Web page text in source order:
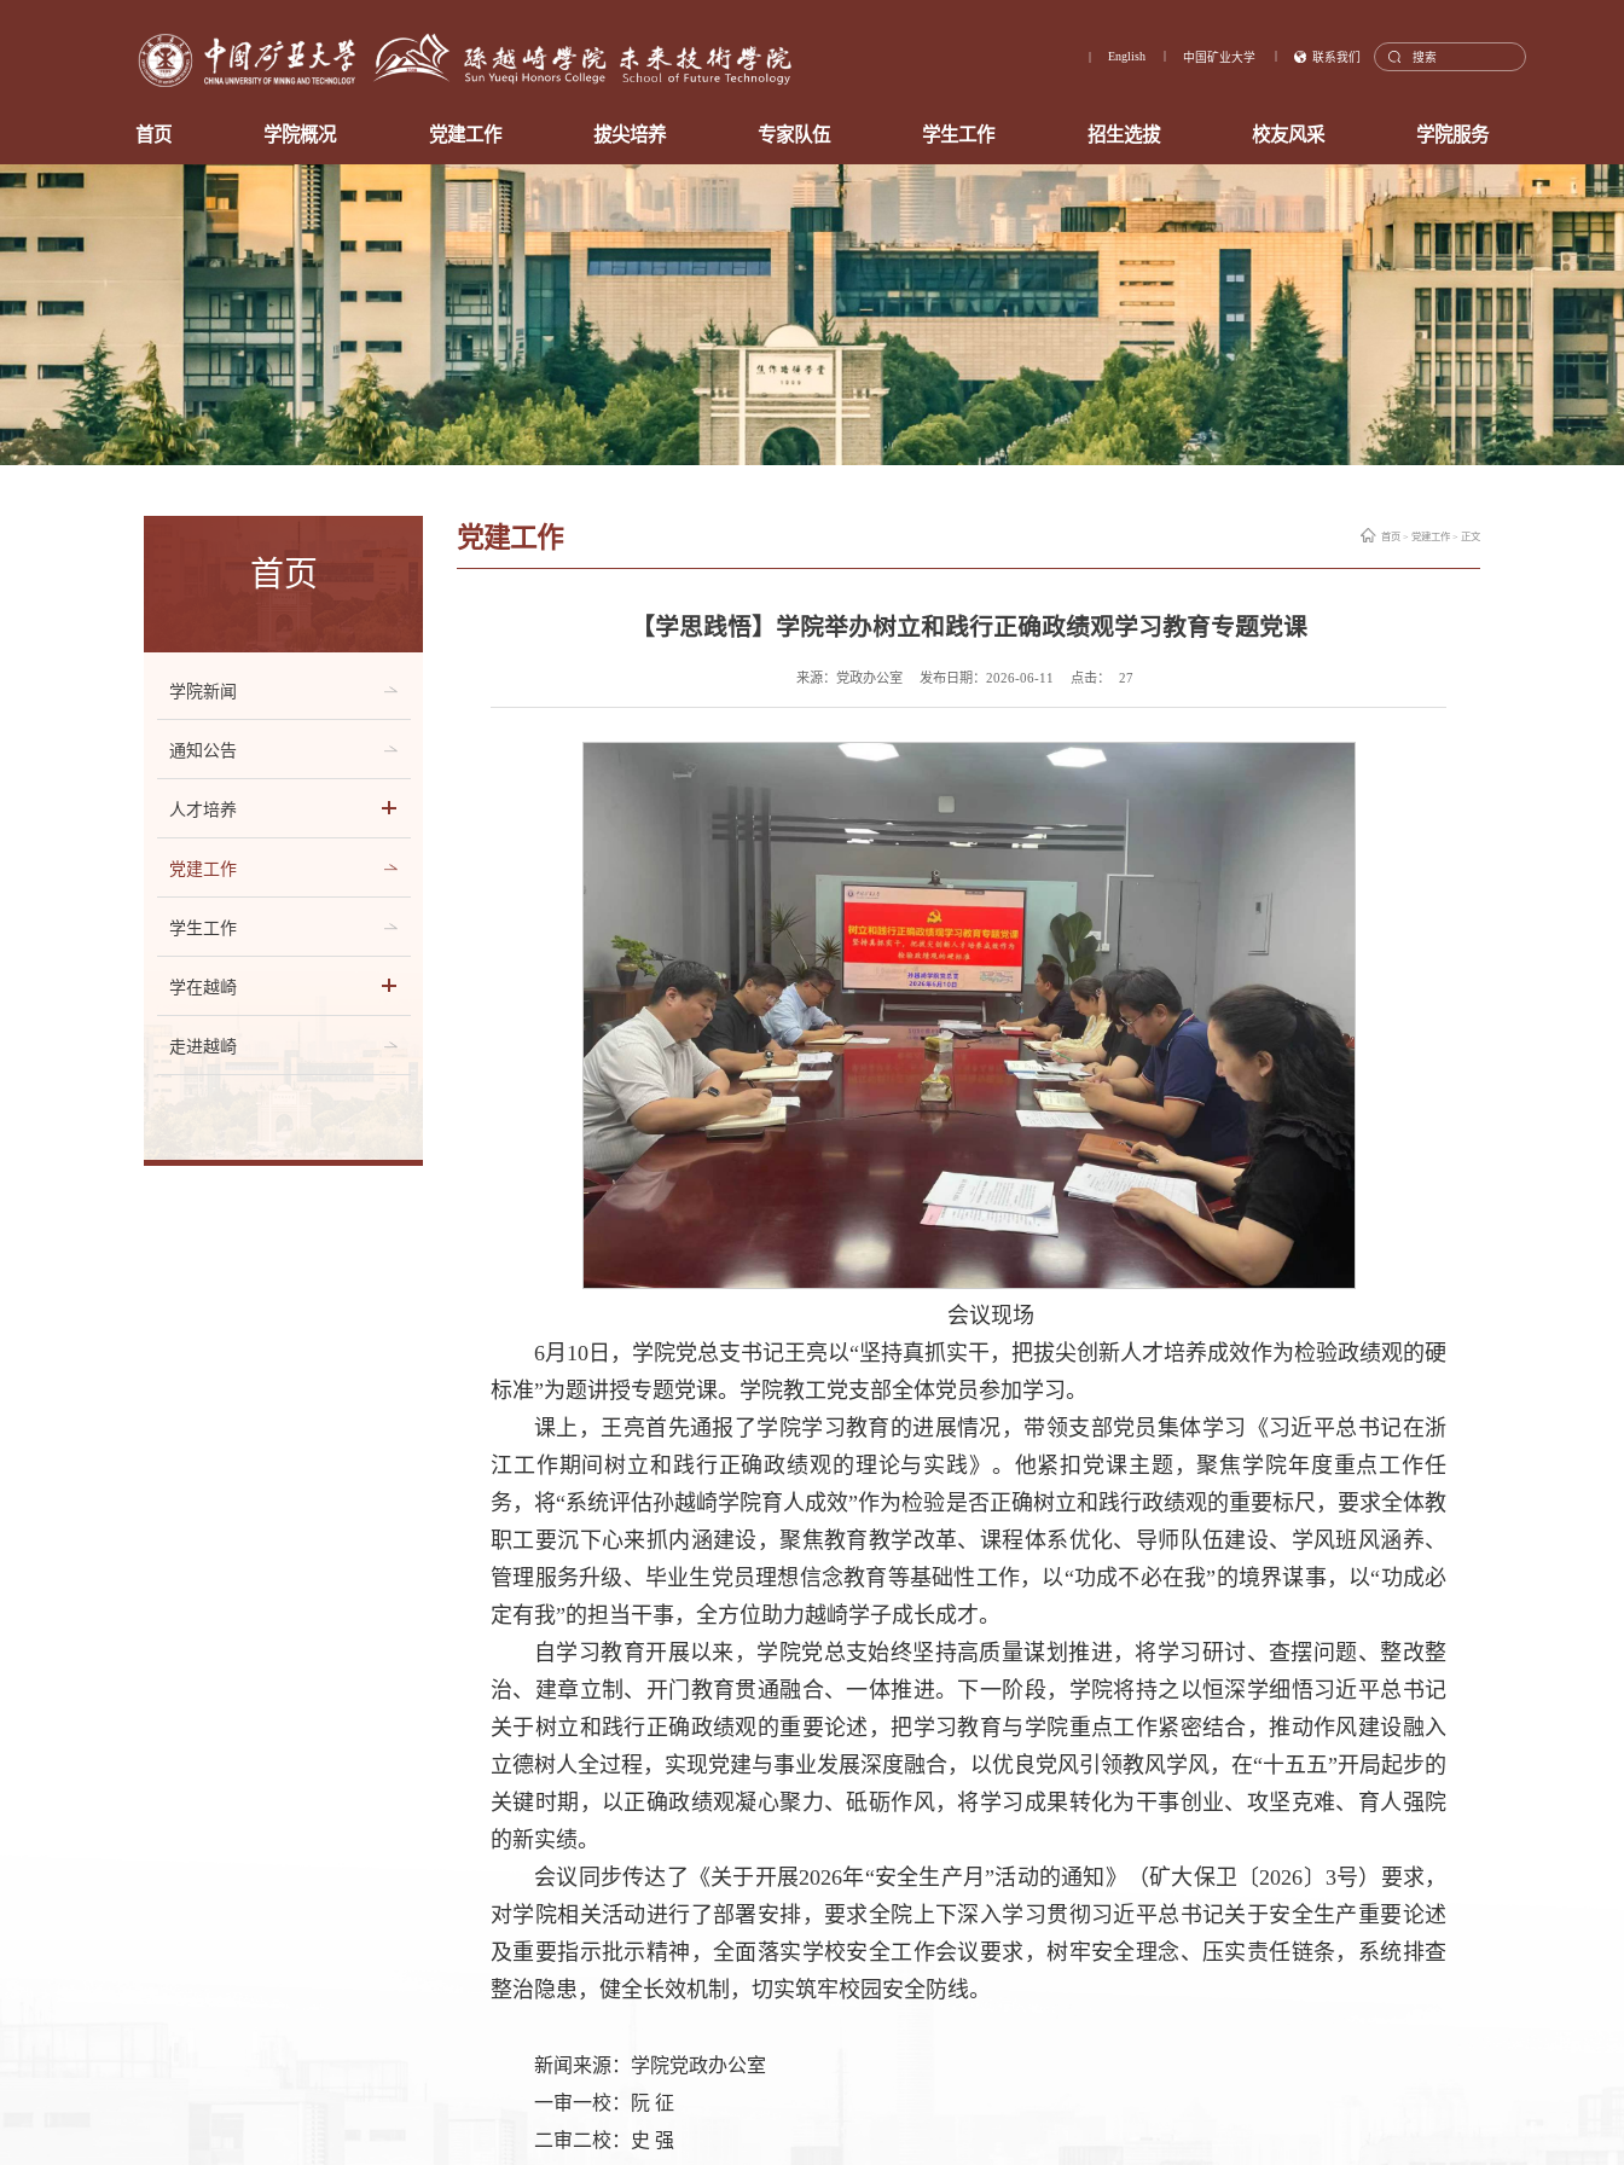
English 中国矿业大学 联系我们
首页 学院概况 党建工作 拔尖培养 专家队伍 学生工作 招生选拔 校友风采 学院服务
首页
学院新闻
通知公告
人才培养
党建工作
学生工作
学在越崎
走进越崎
党建工作 首页 > 党建工作 > 正文
【学思践悟】学院举办树立和践行正确政绩观学习教育专题党课
来源：党政办公室 发布日期：2026-06-11 点击： 27
会议现场
6月10日，学院党总支书记王亮以“坚持真抓实干，把拔尖创新人才培养成效作为检验政绩观的硬
标准”为题讲授专题党课。学院教工党支部全体党员参加学习。
课上，王亮首先通报了学院学习教育的进展情况，带领支部党员集体学习《习近平总书记在浙
江工作期间树立和践行正确政绩观的理论与实践》。他紧扣党课主题，聚焦学院年度重点工作任
务，将“系统评估孙越崎学院育人成效”作为检验是否正确树立和践行政绩观的重要标尺，要求全体教
职工要沉下心来抓内涵建设，聚焦教育教学改革、课程体系优化、导师队伍建设、学风班风涵养、
管理服务升级、毕业生党员理想信念教育等基础性工作，以“功成不必在我”的境界谋事，以“功成必
定有我”的担当干事，全方位助力越崎学子成长成才。
自学习教育开展以来，学院党总支始终坚持高质量谋划推进，将学习研讨、查摆问题、整改整
治、建章立制、开门教育贯通融合、一体推进。下一阶段，学院将持之以恒深学细悟习近平总书记
关于树立和践行正确政绩观的重要论述，把学习教育与学院重点工作紧密结合，推动作风建设融入
立德树人全过程，实现党建与事业发展深度融合，以优良党风引领教风学风，在“十五五”开局起步的
关键时期，以正确政绩观凝心聚力、砥砺作风，将学习成果转化为干事创业、攻坚克难、育人强院
的新实绩。
会议同步传达了《关于开展2026年“安全生产月”活动的通知》（矿大保卫〔2026〕3号）要求，
对学院相关活动进行了部署安排，要求全院上下深入学习贯彻习近平总书记关于安全生产重要论述
及重要指示批示精神，全面落实学校安全工作会议要求，树牢安全理念、压实责任链条，系统排查
整治隐患，健全长效机制，切实筑牢校园安全防线。
新闻来源：学院党政办公室
一审一校：阮 征
二审二校：史 强